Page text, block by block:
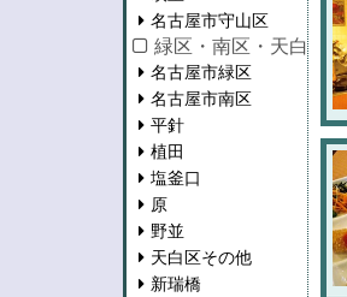
名古屋市守山区
緑区・南区・天白区
名古屋市緑区
名古屋市南区
平針
植田
塩釜口
原
野並
天白区その他
新瑞橋